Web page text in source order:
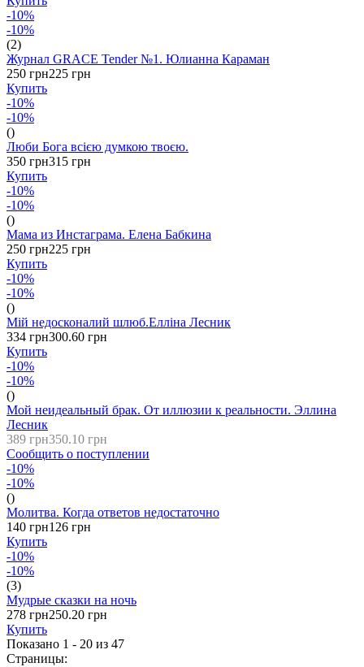
-10%
-10%
(2)
Журнал GRACE Tender №1. Юлианна Караман
250 грн225 грн
Купить
-10%
-10%
()
Люби Бога всією думкою твоєю.
350 грн315 грн
Купить
-10%
-10%
()
Мама из Инстаграма. Елена Бабкина
250 грн225 грн
Купить
-10%
-10%
()
Мій недосконалий шлюб.Елліна Лесник
334 грн300.60 грн
Купить
-10%
-10%
()
Мой неидеальный брак. От иллюзии к реальности. Эллина
Лесник
389 грн350.10 грн
Сообщить о поступлении
-10%
-10%
()
Молитва. Когда ответов недостаточно
140 грн126 грн
Купить
-10%
-10%
(3)
Мудрые сказки на ночь
278 грн250.20 грн
Купить
Показано 1 - 20 из 47
Страницы: